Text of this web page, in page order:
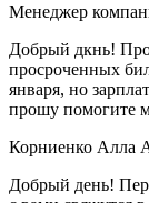
Менеджер
Добрый дкнь!
просроченных
января, но
прошу помогите
Корниенко Алла
Добрый день!